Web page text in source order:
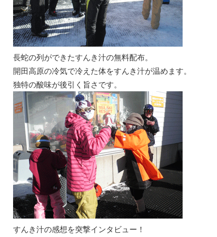
長蛇の列ができたすんき汁の無料配布。
開田高原の冷気で冷えた体をすんき汁が温めます。
独特の酸味が後引く旨さです。
すんき汁の感想を突撃インタビュー！